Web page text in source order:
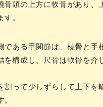
骨頭の上方に軟骨があり、
す。
である手関節は、橈骨と手
を構成し、尺骨は軟骨を介
割って少しずらして上下を
。